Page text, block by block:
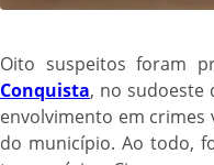
Oito suspeitos foram
Conquista, no sudoeste
envolvimento em crimes
do município. Ao todo,